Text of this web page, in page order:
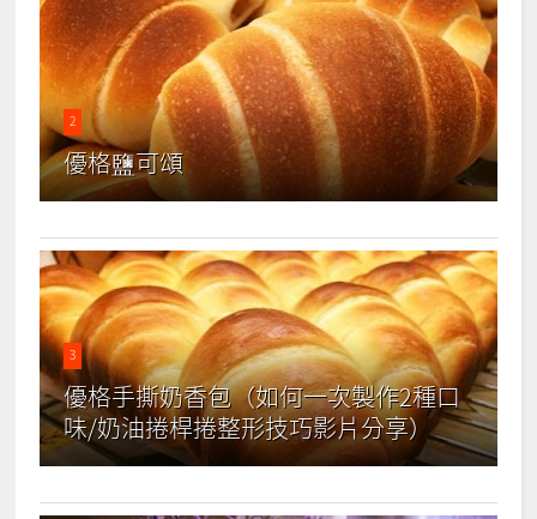
2
優格鹽可頌
3
優格手撕奶香包（如何一次製作2種口
味/奶油捲桿捲整形技巧影片分享）